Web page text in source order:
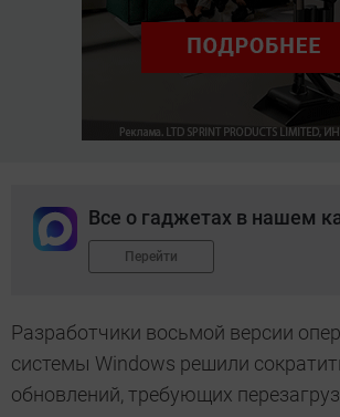
Все о гаджетах в нашем
Перейти
Разработчики восьмой версии
системы Windows решили
обновлений, требующих